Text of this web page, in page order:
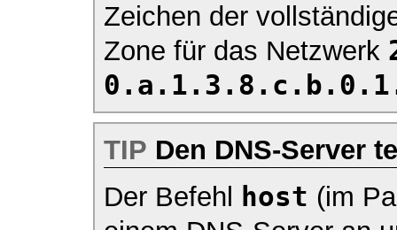
Zeichen der
Zone für das Netzwerk
TIP Den DNS-Server
Der Befehl host (im